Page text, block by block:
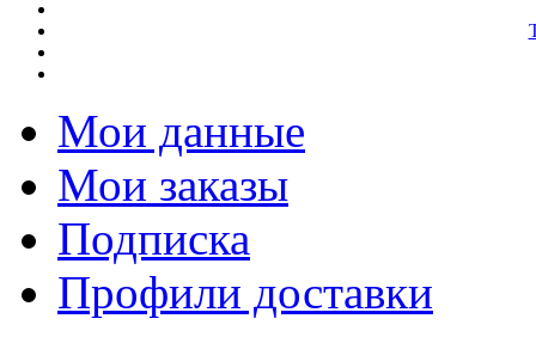
Мои данные
Мои заказы
Подписка
Профили доставки